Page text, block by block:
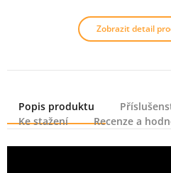
Zobrazit detail
Popis produktu
Ke stažení
Recenze a